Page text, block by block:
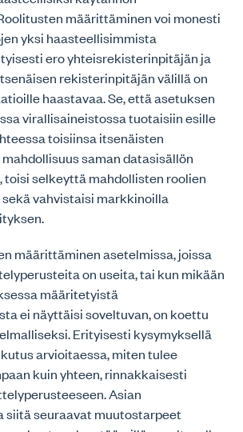
määrittäminen voi monesti
yksi haasteellisimmista
ero yhteisrekisterinpitäjän ja
rekisterinpitäjän välillä on
haastavaa. Se, että asetuksen
virallisaineistossa tuotaisiin esille
toisiinsa itsenäisten
saman datasisällön
selkeyttä mahdollisten roolien
vahvistaisi markkinoilla
määrittäminen asetelmissa, joissa
on useita, tai kun mikään
määritetyistä
ei näyttäisi soveltuvan, on koettu
Erityisesti kysymyksellä
arvioitaessa, miten tulee
kuin yhteen, rinnakkaisesti
Asian
siitä seuraavat muutostarpeet